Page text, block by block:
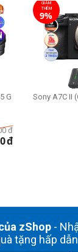
G
đ
đ
GIẢM
THÊM
9%
Sony A7C II
zShop-
tặng hấp dẫn